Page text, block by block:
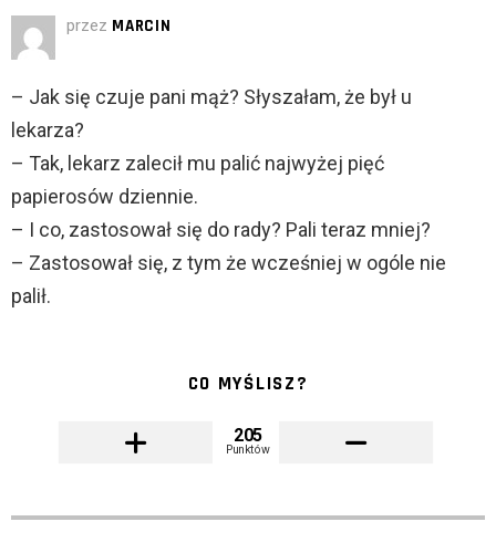
przez MARCIN
– Jak się czuje pani mąż? Słyszałam, że był u
lekarza?
– Tak, lekarz zalecił mu palić najwyżej pięć
papierosów dziennie.
– I co, zastosował się do rady? Pali teraz mniej?
– Zastosował się, z tym że wcześniej w ogóle nie
palił.
CO MYŚLISZ?
205
Punktów